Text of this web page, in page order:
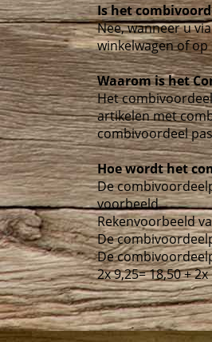
Is het
Nee, wanneer u
winkelwagen of
Waarom is het
Het
artikelen met
combivoordeel
Hoe wordt het
De
voorbeeld.
Rekenvoorbeeld
De
De
2x 9,25= 18,50 +